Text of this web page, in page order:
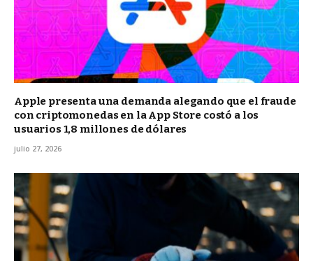
Apple presenta una demanda alegando que el fraude
con criptomonedas en la App Store costó a los
usuarios 1,8 millones de dólares
julio 27, 2026